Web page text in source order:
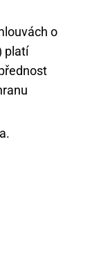
o
platí